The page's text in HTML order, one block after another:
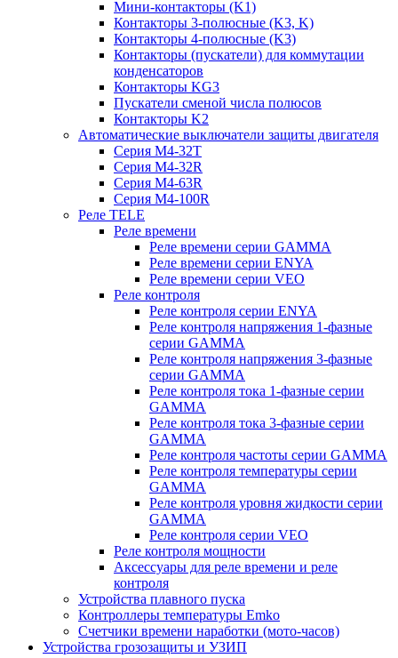
Мини-контакторы (K1)
Контакторы 3-полюсные (K3, K)
Контакторы 4-полюсные (K3)
Контакторы (пускатели) для коммутации
конденсаторов
Контакторы KG3
Пускатели сменой числа полюсов
Контакторы K2
Автоматические выключатели защиты двигателя
Серия M4-32T
Серия M4-32R
Серия M4-63R
Серия M4-100R
Реле TELE
Реле времени
Реле времени серии GAMMA
Реле времени серии ENYA
Реле времени серии VEO
Реле контроля
Реле контроля серии ENYA
Реле контроля напряжения 1-фазные
серии GAMMA
Реле контроля напряжения 3-фазные
серии GAMMA
Реле контроля тока 1-фазные серии
GAMMA
Реле контроля тока 3-фазные серии
GAMMA
Реле контроля частоты серии GAMMA
Реле контроля температуры серии
GAMMA
Реле контроля уровня жидкости серии
GAMMA
Реле контроля серии VEO
Реле контроля мощности
Аксессуары для реле времени и реле
контроля
Устройства плавного пуска
Контроллеры температуры Emko
Счетчики времени наработки (мото-часов)
Устройства грозозащиты и УЗИП